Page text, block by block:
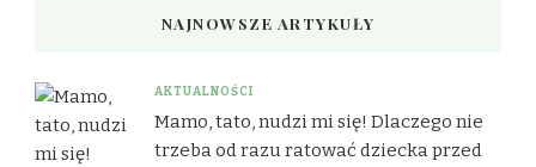
NAJNOWSZE ARTYKUŁY
AKTUALNOŚCI
Mamo, tato, nudzi mi się! Dlaczego nie
trzeba od razu ratować dziecka przed